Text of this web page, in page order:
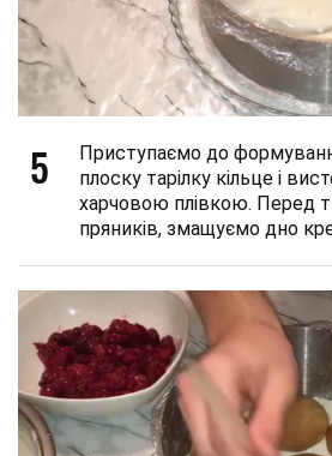
5
Приступаємо до
плоску тарілку кільце і
харчовою плівкою. Перед
пряників, змащуємо дно